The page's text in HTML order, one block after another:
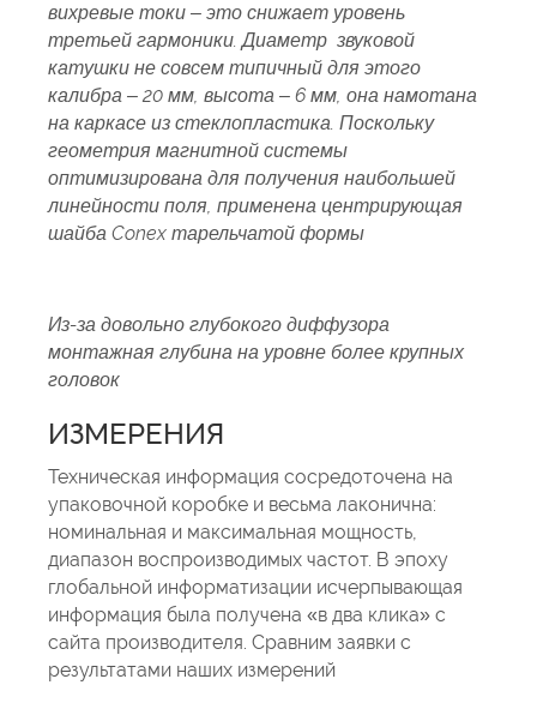
вихревые токи – это снижает уровень
третьей гармоники. Диаметр звуковой
катушки не совсем типичный для этого
калибра – 20 мм, высота – 6 мм, она намотана
на каркасе из стеклопластика. Поскольку
геометрия магнитной системы
оптимизирована для получения наибольшей
линейности поля, применена центрирующая
шайба Conex тарельчатой формы
Из-за довольно глубокого диффузора
монтажная глубина на уровне более крупных
головок
ИЗМЕРЕНИЯ
Техническая информация сосредоточена на
упаковочной коробке и весьма лаконична:
номинальная и максимальная мощность,
диапазон воспроизводимых частот. В эпоху
глобальной информатизации исчерпывающая
информация была получена «в два клика» с
сайта производителя. Сравним заявки с
результатами наших измерений